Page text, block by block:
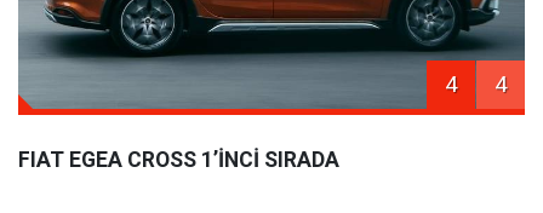
4 4
FIAT EGEA CROSS 1’İNCİ SIRADA